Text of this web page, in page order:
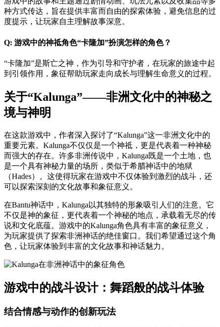
种方式传达，旨在提供丰富而自由的探索体验，避免信息的过
度提示，让玩家自主理解故事深意。
Q: 游戏中的神祗角色“卡隆加”扮演怎样的角色？
“卡隆加”是斯亡之神，作为引导和守护者，在玩家的旅途中起
到引领作用，象征帮助玩家走向成长与理解生命意义的过程。
关于“Kalunga”——非洲文化中的神秘之
境与神明
在这款游戏中，作者深入探讨了“Kalunga”这一非洲文化中的
重要元素。Kalunga不仅仅是一个神祗，更是代表着一种神秘
而强大的存在。许多非洲传说中，Kalunga既是一个土地，也
是一个具有神秘力量的场所，类似于希腊神话中的地狱
（Hades）。这使得玩家在游戏中不仅体验到激烈的战斗，还
可以探索深刻的文化故事和象征意义。
在Bantu神话中，Kalunga以其独特的形象吸引人们的注意。它
不仅是神的象征，更代表着一个神秘的地点，承载着无尽的传
说和文化底蕴。游戏中的Kalunga角色具有丰富的象征意义，
为玩家提供了探索非洲神话的绝佳窗口。我们希望通过这个角
色，让玩家体验到丰富的文化故事和神话魅力。
游戏中的战斗设计：舞蹈般的战斗体验
结合情感与动作的创新玩法